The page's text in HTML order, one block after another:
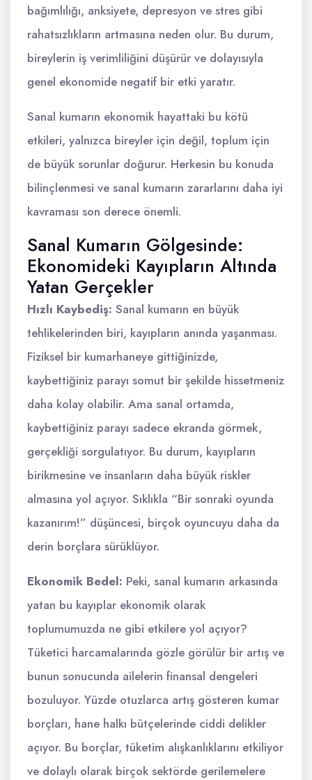
bağımlılığı, anksiyete, depresyon ve stres gibi
rahatsızlıkların artmasına neden olur. Bu durum,
bireylerin iş verimliliğini düşürür ve dolayısıyla
genel ekonomide negatif bir etki yaratır.
Sanal kumarın ekonomik hayattaki bu kötü
etkileri, yalnızca bireyler için değil, toplum için
de büyük sorunlar doğurur. Herkesin bu konuda
bilinçlenmesi ve sanal kumarın zararlarını daha iyi
kavraması son derece önemli.
Sanal Kumarın Gölgesinde:
Ekonomideki Kayıpların Altında
Yatan Gerçekler
Hızlı Kaybediş: Sanal kumarın en büyük
tehlikelerinden biri, kayıpların anında yaşanması.
Fiziksel bir kumarhaneye gittiğinizde,
kaybettiğiniz parayı somut bir şekilde hissetmeniz
daha kolay olabilir. Ama sanal ortamda,
kaybettiğiniz parayı sadece ekranda görmek,
gerçekliği sorgulatıyor. Bu durum, kayıpların
birikmesine ve insanların daha büyük riskler
almasına yol açıyor. Sıklıkla “Bir sonraki oyunda
kazanırım!” düşüncesi, birçok oyuncuyu daha da
derin borçlara sürüklüyor.
Ekonomik Bedel: Peki, sanal kumarın arkasında
yatan bu kayıplar ekonomik olarak
toplumumuzda ne gibi etkilere yol açıyor?
Tüketici harcamalarında gözle görülür bir artış ve
bunun sonucunda ailelerin finansal dengeleri
bozuluyor. Yüzde otuzlarca artış gösteren kumar
borçları, hane halkı bütçelerinde ciddi delikler
açıyor. Bu borçlar, tüketim alışkanlıklarını etkiliyor
ve dolaylı olarak birçok sektörde gerilemelere